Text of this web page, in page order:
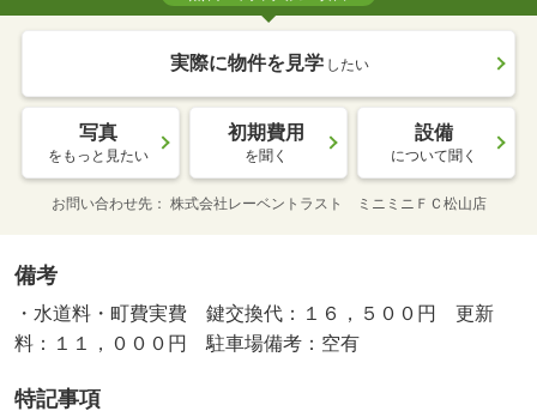
実際に物件を見学 したい
写真
をもっと見たい
初期費用
を聞く
設備
について聞く
お問い合わせ先 株式会社レーベントラスト ミニミニＦＣ松山店
備考
・水道料・町費実費 鍵交換代：１６，５００円 更新
料：１１，０００円 駐車場備考：空有
特記事項